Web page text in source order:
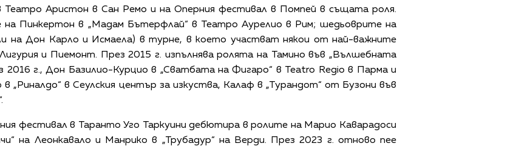
Театро Аристон в Сан Ремо и на Оперния фестивал в Помпей в същата роля.
Пинкертон в „Мадам Бътерфлай“ в Театро Аурелио в Рим; шедьоврите на
на Дон Карло и Исмаела) в турне, в което участват някои от най-важните
и Пиемонт. През 2015 г. изпълнява ролята на Тамино във „Вълшебната
г., Дон Базилио-Курцио в „Сватбата на Фигаро“ в Teatro Regio в Парма и
„Риналдо“ в Сеулския център за изкуства, Калаф в „Турандот“ от Бузони във
фестивал в Таранто Уго Таркуини дебютира в ролите на Марио Каварадоси
на Леонкавало и Манрико в „Трубадур“ на Верди. През 2023 г. отново пее